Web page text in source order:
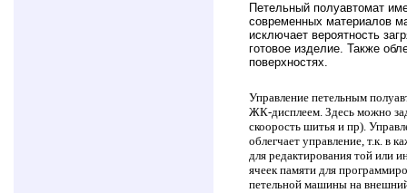
Петельный полуавтомат
современных материалов
исключает вероятность
готовое изделие. Также
поверхностях.
Управление петельным
ЖК-дисплеем. Здесь можно
скоорость шитья и пр).
облегчает управление, т.к. в
для редактирования той или
ячеек памяти для
петельной машины на внешний